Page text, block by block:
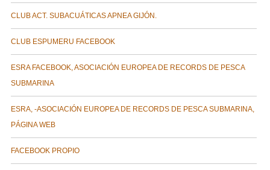
CLUB ACT. SUBACUÁTICAS APNEA GIJÓN.
CLUB ESPUMERU FACEBOOK
ESRA FACEBOOK, ASOCIACIÓN EUROPEA DE RECORDS DE PESCA
SUBMARINA
ESRA, -ASOCIACIÓN EUROPEA DE RECORDS DE PESCA SUBMARINA,
PÁGINA WEB
FACEBOOK PROPIO